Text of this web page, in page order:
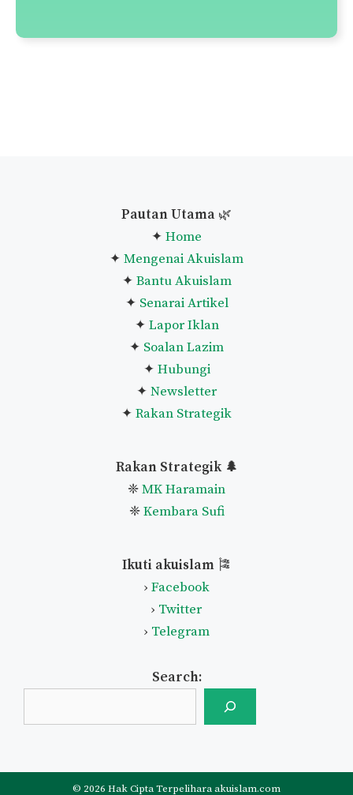
Pautan Utama 🌿
✦ Home
✦ Mengenai Akuislam
✦ Bantu Akuislam
✦ Senarai Artikel
✦ Lapor Iklan
✦ Soalan Lazim
✦ Hubungi
✦ Newsletter
✦ Rakan Strategik
Rakan Strategik 🌲
❈MK Haramain
❈Kembara Sufi
Ikuti akuislam 🎏
› Facebook
› Twitter
› Telegram
Search:
© 2026 Hak Cipta Terpelihara akuislam.com